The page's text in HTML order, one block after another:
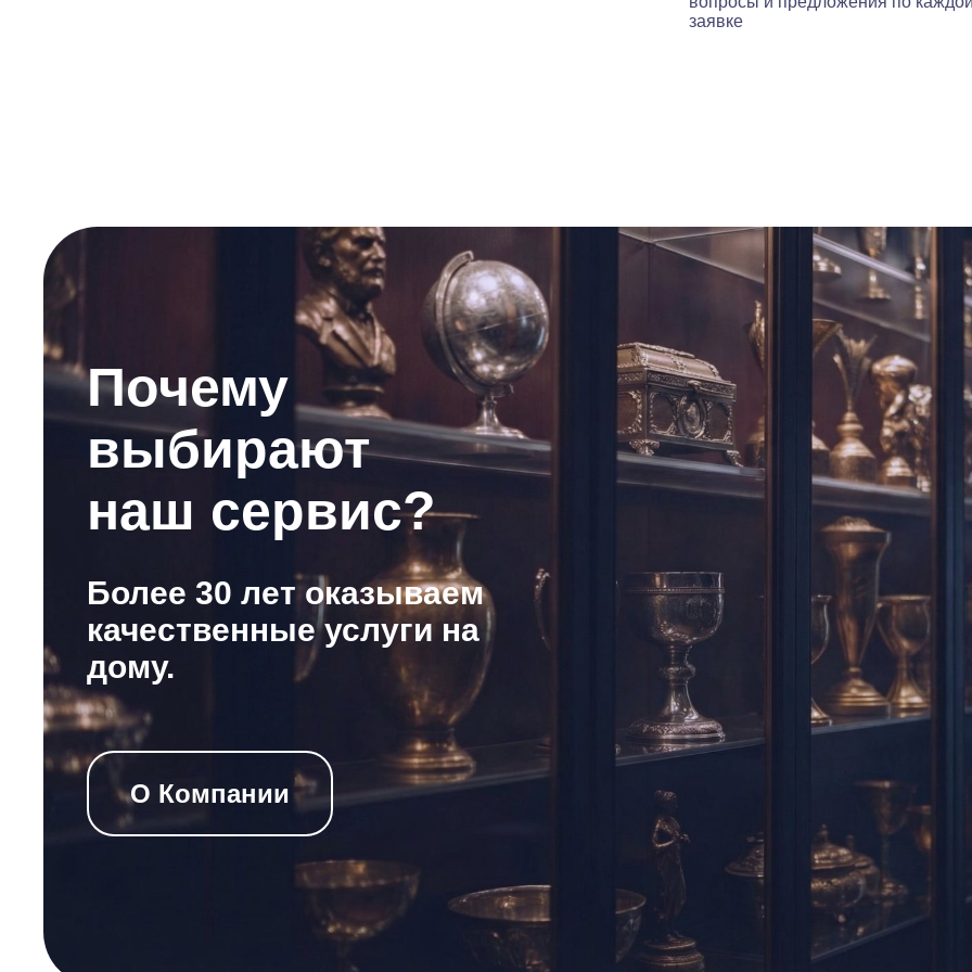
заявке
Почему
выбирают
наш сервис?
Более 30 лет оказываем
качественные услуги на
дому.
О Компании